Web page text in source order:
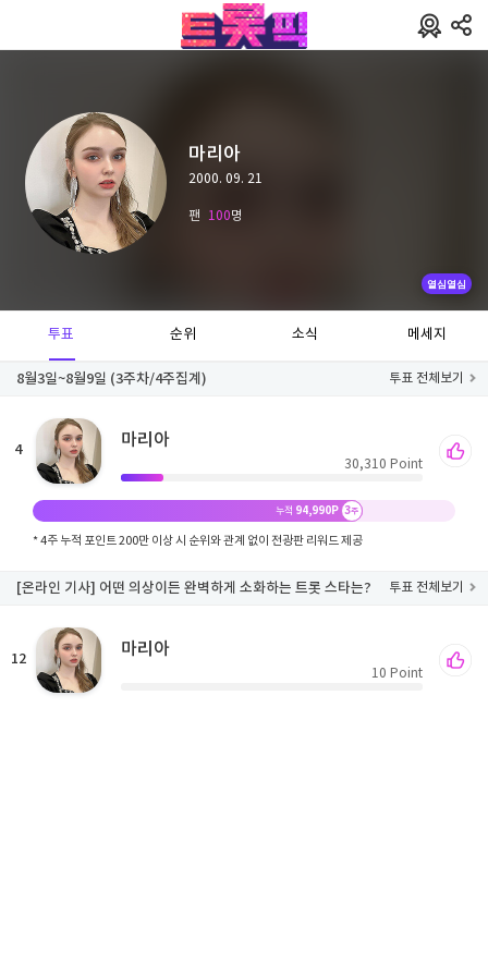
마리아
2000. 09. 21
팬 100명
열심열심
투표 순위 소식 메세지
8월3일~8월9일 (3주차/4주집계) 투표 전체보기
4 마리아
30,310 Point
누적 94,990P 3주
* 4주 누적 포인트 200만 이상 시 순위와 관계 없이 전광판 리워드 제공
[온라인 기사] 어떤 의상이든 완벽하게 소화하는 트롯 스타는? 투표 전체보기
12 마리아
10 Point